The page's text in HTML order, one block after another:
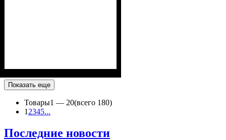
Показать еще
Товары1 — 20(всего 180)
1 2345...
Последние новости